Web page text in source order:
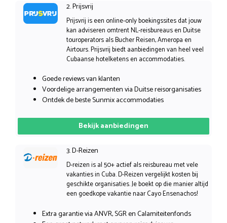
2. Prijsvrij
Prijsvrij is een online-only boekingssites dat jouw
kan adviseren omtrent NL-reisbureaus en Duitse
touroperators als Bucher Reisen, Ameropa en
Airtours. Prijsvrij biedt aanbiedingen van heel veel
Cubaanse hotelketens en accommodaties.
Goede reviews van klanten
Voordelige arrangementen via Duitse reisorganisaties
Ontdek de beste Sunmix accommodaties
Bekijk aanbiedingen
3. D-Reizen
D-reizen is al 50+ actief als reisbureau met vele
vakanties in Cuba. D-Reizen vergelijkt kosten bij
geschikte organisaties. Je boekt op die manier altijd
een goedkope vakantie naar Cayo Ensenachos!
Extra garantie via ANVR, SGR en Calamiteitenfonds